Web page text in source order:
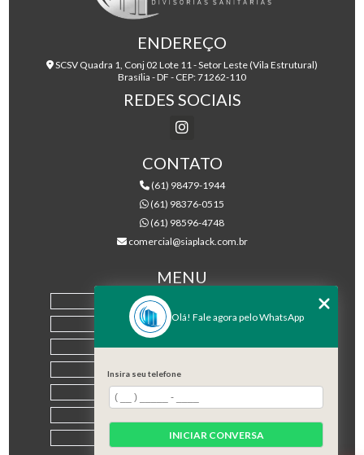
ENDEREÇO
SCSV Quadra 1, Conj 02 Lote 11 - Setor Leste (Vila Estrutural)
Brasília - DF - CEP: 71262-110
REDES SOCIAIS
CONTATO
(61) 98479-1944
(61) 98376-0515
(61) 98596-4748
comercial@siaplack.com.br
MENU
EMPRESA
PRODUTOS
MAPA DO SITE
Olá! Fale agora pelo WhatsApp
Insira seu telefone
INICIAR CONVERSA